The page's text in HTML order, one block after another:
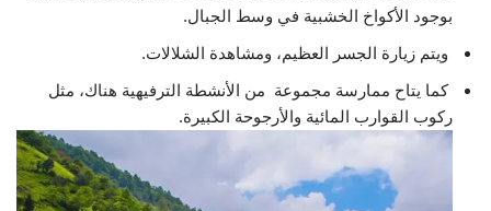
بوجود الأكواخ الخشبية في وسط الجبال.
ويتم زيارة الجسر العظيم، ومشاهدة الشلالات.
كما يتاح ممارسة مجموعة من الأنشطة الترفيهية هناك، مثل
ركوب القوارب المائية والأرجوحة الكبيرة.